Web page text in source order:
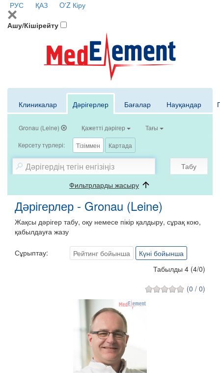
РУС ҚАЗ O'Z Кіру
Ашу/Кішірейту
Клиникалар Дәрігерлер Бағалар Науқандар
Gronau (Leine) Қажетті дәрігер Тағы
Көрсету түрлері: Тізіммен Картада
Табу
Фильтрларды жасыру
Дәрігерлер - Gronau (Leine)
Жақсы дәрігер табу, оқу немесе пікір қалдыру, сұрақ кою,
қабылдауға жазу
Сұрыптау: Рейтинг бойынша
Күні бойынша
Табылды 4 (4/0)
(0 / 0)